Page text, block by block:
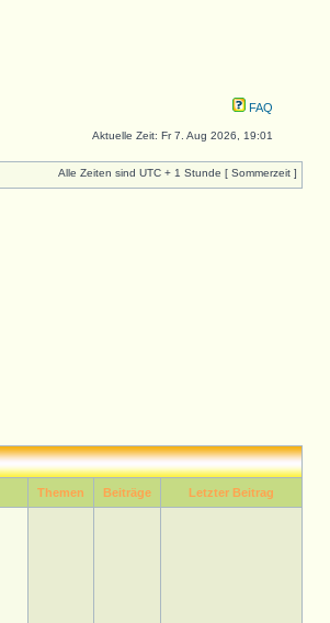
FAQ
Aktuelle Zeit: Fr 7. Aug 2026, 19:01
Alle Zeiten sind UTC + 1 Stunde [ Sommerzeit ]
Themen Beiträge Letzter Beitrag